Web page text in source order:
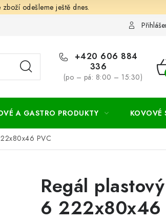
odešleme ještě dnes.
Obchodní a dodací podmínky
+420 606 884
336
(po – pá: 8:00 – 15:30)
A GASTRO PRODUKTY KOVOVÉ
PVC
Regál
6 222x80x46